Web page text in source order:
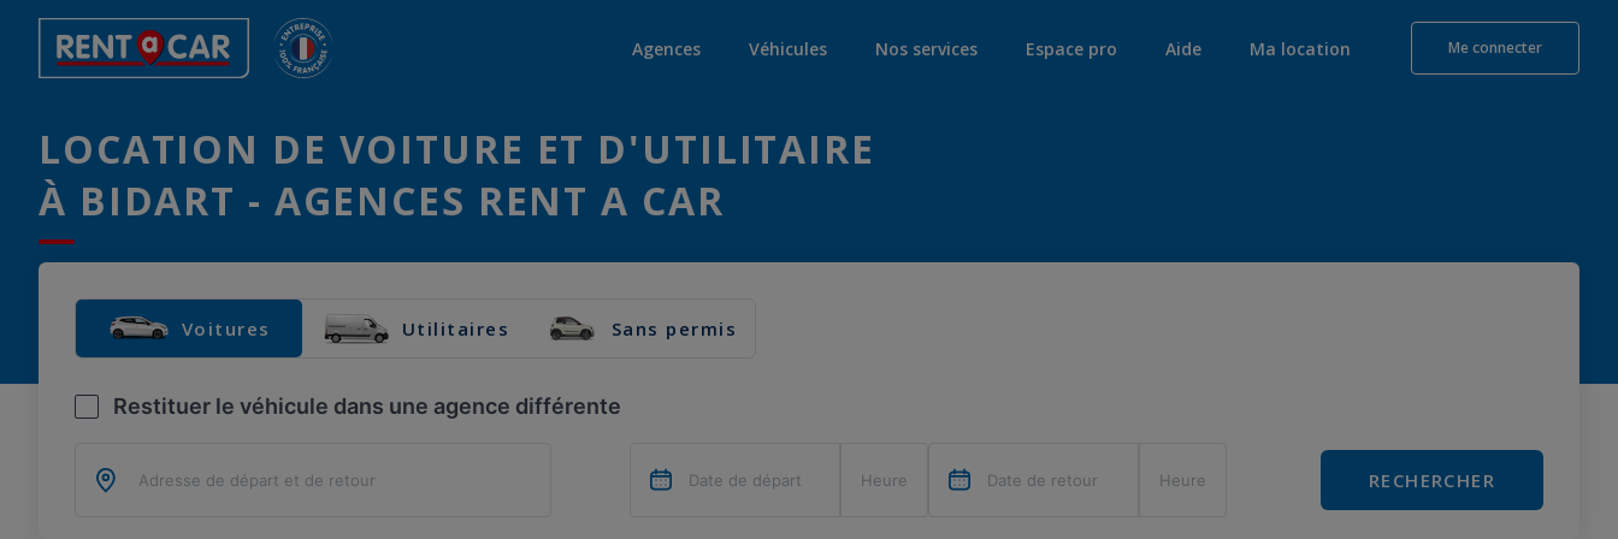
Agences Véhicules Nos services Espace pro Aide Ma location Me connecter
LOCATION DE VOITURE ET D'UTILITAIRE
À BIDART - AGENCES RENT A CAR
Voitures Utilitaires Sans permis
Restituer le véhicule dans une agence différente
RECHERCHER